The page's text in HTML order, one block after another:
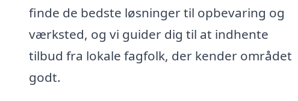
finde de bedste løsninger til opbevaring og
værksted, og vi guider dig til at indhente
tilbud fra lokale fagfolk, der kender området
godt.